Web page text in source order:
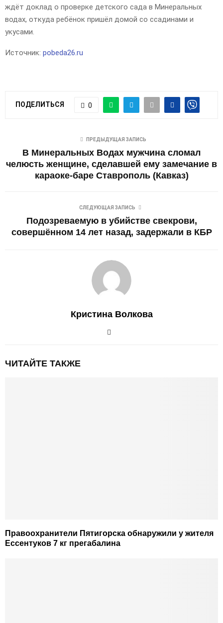
ждёт доклад о проверке детского сада в Минеральных
водах, откуда ребёнок пришёл домой со ссадинами и
укусами.
Источник: pobeda26.ru
ПОДЕЛИТЬСЯ 0
ПРЕДЫДУЩАЯ ЗАПИСЬ
В Минеральных Водах мужчина сломал
челюсть женщине, сделавшей ему замечание в
караоке-баре Ставрополь (Кавказ)
СЛЕДУЮЩАЯ ЗАПИСЬ
Подозреваемую в убийстве свекрови,
совершённом 14 лет назад, задержали в КБР
Кристина Волкова
ЧИТАЙТЕ ТАКЖЕ
Правоохранители Пятигорска обнаружили у жителя
Ессентуков 7 кг прегабалина